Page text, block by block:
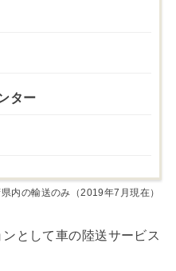
ター
内の輸送のみ（2019年7月現在）
として車の陸送サービス